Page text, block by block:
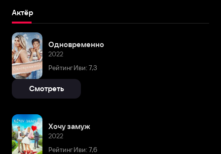
Актёр
Одновременно
2022
Рейтинг Иви: 7,3
Смотреть
Хочу замуж
2022
Рейтинг Иви: 7,6